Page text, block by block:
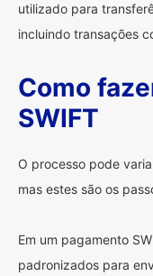
utilizado para
incluindo transações
Como
SWIFT
O processo pode
mas estes são os
Em um pagamento
padronizados para